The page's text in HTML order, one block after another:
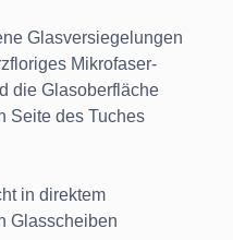
Glasversiegelungen
Mikrofaser-
die Glasoberfläche
Seite des Tuches
in direktem
Glasscheiben